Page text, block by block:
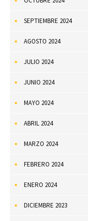
SEPTIEMBRE 2024
AGOSTO 2024
JULIO 2024
JUNIO 2024
MAYO 2024
ABRIL 2024
MARZO 2024
FEBRERO 2024
ENERO 2024
DICIEMBRE 2023